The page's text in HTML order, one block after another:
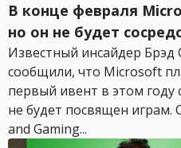
В конце февраля
но он не будет
Известный инсайдер
сообщили, что Microsoft
первый ивент в этом году
не будет посвящен играм.
and Gaming...